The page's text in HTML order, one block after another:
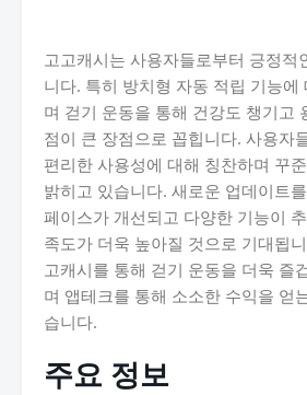
고고캐시는 사용자들로부터 긍정적
니다. 특히 방치형 자동 적립 기능에
며 걷기 운동을 통해 건강도 챙기고
점이 큰 장점으로 꼽힙니다. 사용자
편리한 사용성에 대해 칭찬하며 꾸
밝히고 있습니다. 새로운 업데이트
페이스가 개선되고 다양한 기능이
족도가 더욱 높아질 것으로 기대됩
고캐시를 통해 걷기 운동을 더욱 즐
며 앱테크를 통해 소소한 수익을 얻
습니다.
주요 정보